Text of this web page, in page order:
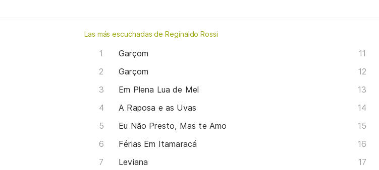
Las más escuchadas de Reginaldo Rossi
Garçom
Garçom
Em Plena Lua de Mel
A Raposa e as Uvas
Eu Não Presto, Mas te Amo
Férias Em Itamaracá
Leviana